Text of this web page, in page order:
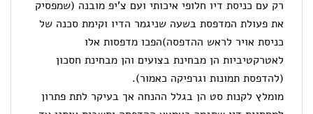
רק עם כניסת דיו חלופי איכותי ועם צ’יפ מובנה (שמפסיק
את פעולת המדפסת בשעה שניגמר הדיו וקימת סכנה של
כניסת אויר לראש ההדפסה)הפכו מדפסות אלו
לאטרקטיביות הן מבחינת בצועים והן מבחינת חסכון
(להדפסת תמונות וגרפיקה כאמור).
מומלץ לקנות סט הן בגלל ההנחה אך בעיקר לתת פתרון